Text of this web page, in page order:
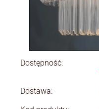
Dostępność:
Dostawa: